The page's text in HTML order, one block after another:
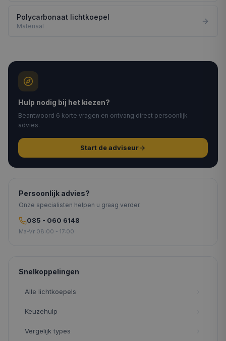
Polycarbonaat lichtkoepel
Materiaal
Hulp nodig bij het kiezen?
Beantwoord 6 korte vragen en ontvang direct persoonlijk
advies.
Start de adviseur
Persoonlijk advies?
Onze specialisten helpen u graag verder.
085 - 060 6148
Ma-Vr 08:00 - 17:00
Snelkoppelingen
Alle lichtkoepels
Keuzehulp
Vergelijk types